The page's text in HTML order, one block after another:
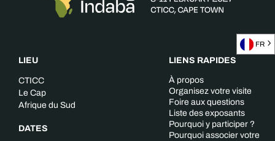
LIEU
CTICC
Le Cap
Afrique du Sud
DATES
LIENS RAPIDES
À propos
Organisez votre visite
Foire aux questions
Liste des exposants
Pourquoi y participer ?
Pourquoi associer votre
FR